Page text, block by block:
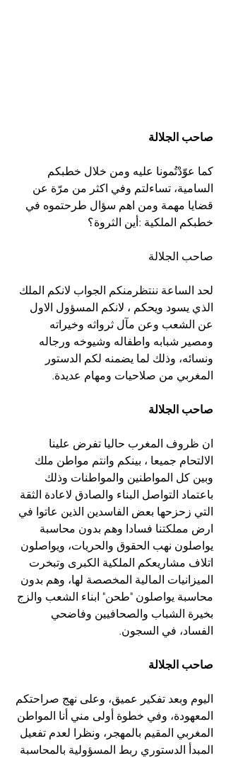
صاحب الجلالة
كما عوّدْتُمونا عليه ومن خلال خطبكم
السامية، تساءلتم وفي اكثر من مرّة عن
قضايا مهمة ومن اهم سؤال طرحتموه في
خطبكم الملكية :أين الثروة؟
صاحب الجلالة
لحد الساعة ننتظرمنكم الجواب لانكم الملك
الذي يسود ويحكم ، لانكم المسؤول الاول
عن الشعب وعن مآل ثرواثه وخيراته
ومصير شبابه واطفاله وشيوخه ورجاله
ونسائه، وذلك لما يضمنه لكم الدستور
المغربي من صلاحيات ومهام عديدة.
صاحب الجلالة
ان ظروف المغرب حاليا تفرض علينا
الالتحام جميعا ، بينكم وانتم مواطن ملك
وبين كل المواطنين والمواطنات وذلك
باعتماد التواصل البناء والصادق لاعادة الثقة
التي زحزحها بعض الفاسدين الذين عاتوا في
ارض مملكتنا فسادا وهم بدون محاسبة
يواصلون نهب الحقوق والحريات، ويواصلون
اتلاف مشاريعكم الملكية الكبرى وتبخرت
الميزانيات المالية المخصصة لها، وهم بدون
محاسبة يواصلون "طحن" ابناء الشعب والزج
بخيرة الشباب والصحافيين وفاضحي
الفساد، في السجون.
صاحب الجلالة
اليوم وبعد تفكير عميق، وعلى نهج صراحتكم
المعهودة، وفي خطوة أولى مني أنا المواطن
المغربي المقيم بالمهجر، ونظرا لعدم تفعيل
المبدأ الدستوري ربط المسؤولية بالمحاسبة